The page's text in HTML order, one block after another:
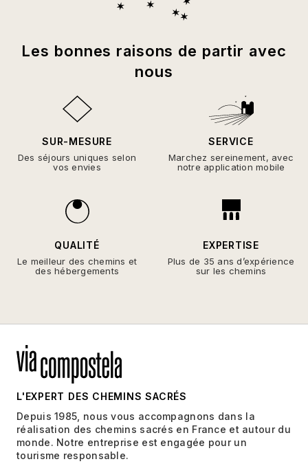
Les bonnes raisons de partir avec
nous
SUR-MESURE
Des séjours uniques selon
vos envies
SERVICE
Marchez sereinement, avec
notre application mobile
QUALITÉ
Le meilleur des chemins et
des hébergements
EXPERTISE
Plus de 35 ans d’expérience
sur les chemins
L'EXPERT DES CHEMINS SACRÉS
Depuis 1985, nous vous accompagnons dans la
réalisation des chemins sacrés en France et autour du
monde. Notre entreprise est engagée pour un
tourisme responsable.